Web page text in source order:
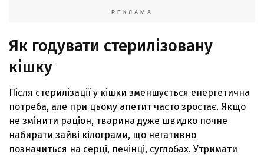
РЕКЛАМА
Як годувати стерилізовану
кішку
Після стерилізації у кішки зменшується енергетична
потреба, але при цьому апетит часто зростає. Якщо
не змінити раціон, тварина дуже швидко почне
набирати зайві кілограми, що негативно
позначиться на серці, печінці, суглобах. Утримати